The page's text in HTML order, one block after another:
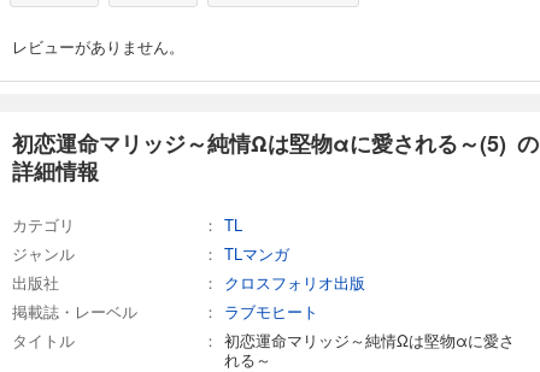
レビューがありません。
初恋運命マリッジ～純情Ωは堅物αに愛される～(5) の
詳細情報
カテゴリ
TL
ジャンル
TLマンガ
出版社
クロスフォリオ出版
掲載誌・レーベル
ラブモヒート
タイトル
初恋運命マリッジ～純情Ωは堅物αに愛さ
れる～